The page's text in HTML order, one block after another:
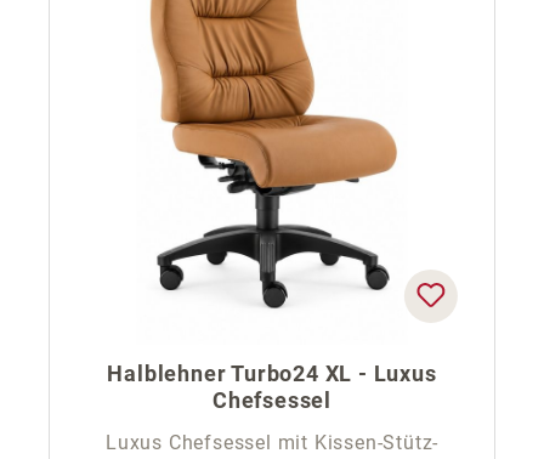
Halblehner Turbo24 XL - Luxus
Chefsessel
Luxus Chefsessel mit Kissen-Stütz-